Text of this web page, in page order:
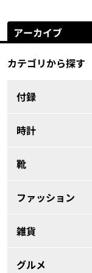
アーカイブ
カテゴリから探す
付録
時計
靴
ファッション
雑貨
グルメ